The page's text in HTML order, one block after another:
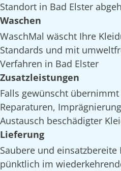
Standort in Bad Elster
Waschen
WaschMal wäscht Ihre
Standards und mit
Verfahren in Bad Elster
Zusatzleistungen
Falls gewünscht übernimmt
Reparaturen,
Austausch beschädigter
Lieferung
Saubere und
pünktlich im